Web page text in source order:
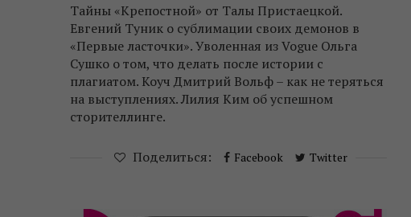
Тайны «Крепостной» от Талы Пристаецкой.
Евгений Туник о сублимации своих демонов в
«Первые ласточки». Уволенная из Vogue Ольга
Сушко о том, что делать после истории с
плагиатом. Коуч Дмитрий Вольф – как не теряться
на выступлениях. Лилия Ким об успешном
сторителлинге.
Поделиться: Facebook Twitter